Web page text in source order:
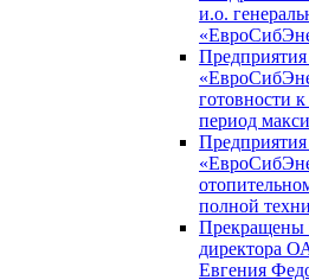
и.о.
готовности
период
полной
Прекращены
директора
Евгения